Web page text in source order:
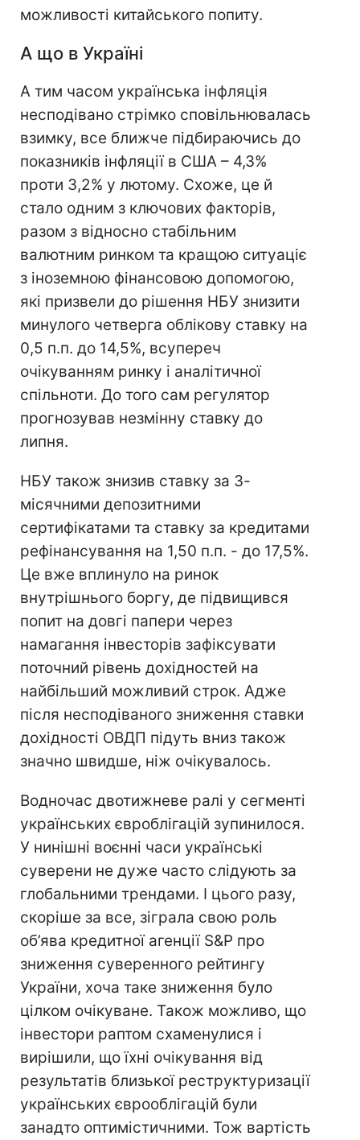
можливості китайського попиту.
А що в Україні
А тим часом українська інфляція
несподівано стрімко сповільнювалась
взимку, все ближче підбираючись до
показників інфляції в США – 4,3%
проти 3,2% у лютому. Схоже, це й
стало одним з ключових факторів,
разом з відносно стабільним
валютним ринком та кращою ситуаціє
з іноземною фінансовою допомогою,
які призвели до рішення НБУ знизити
минулого четверга облікову ставку на
0,5 п.п. до 14,5%, всупереч
очікуванням ринку і аналітичної
спільноти. До того сам регулятор
прогнозував незмінну ставку до
липня.
НБУ також знизив ставку за 3-
місячними депозитними
сертифікатами та ставку за кредитами
рефінансування на 1,50 п.п. - до 17,5%.
Це вже вплинуло на ринок
внутрішнього боргу, де підвищився
попит на довгі папери через
намагання інвесторів зафіксувати
поточний рівень дохідностей на
найбільший можливий строк. Адже
після несподіваного зниження ставки
дохідності ОВДП підуть вниз також
значно швидше, ніж очікувалось.
Водночас двотижневе ралі у сегменті
українських євроблігацій зупинилося.
У нинішні воєнні часи українські
суверени не дуже часто слідують за
глобальними трендами. І цього разу,
скоріше за все, зіграла свою роль
об’ява кредитної агенції S&P про
зниження суверенного рейтингу
України, хоча таке зниження було
цілком очікуване. Також можливо, що
інвестори раптом схаменулися і
вирішили, що їхні очікування від
результатів близької реструктуризації
українських єврооблігацій були
занадто оптимістичними. Тож вартість